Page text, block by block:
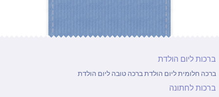
ברכות ליום הולדת
ברכה חלומית ליום הולדתברכה טובה ליום הולדת
ברכות לחתונה